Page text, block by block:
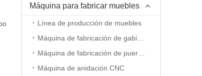
Máquina para fabricar muebles
Línea de producción de muebles
Máquina de anidación CNC